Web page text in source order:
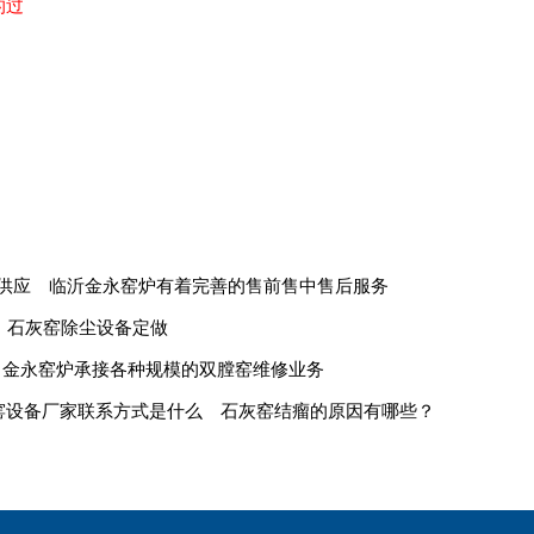
过
应 临沂金永窑炉有着完善的售前售中售后服务
石灰窑除尘设备定做
金永窑炉承接各种规模的双膛窑维修业务
设备厂家联系方式是什么 石灰窑结瘤的原因有哪些？